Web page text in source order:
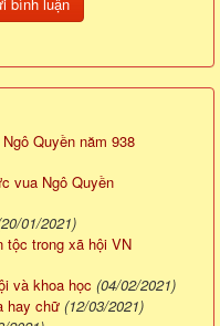
Quyền năm 938
vua Ngô Quyền
01/2021)
tộc trong xã hội VN
và khoa học (04/02/2021)
hay chữ (12/03/2021)